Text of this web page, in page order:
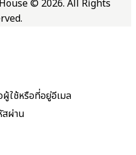
© 2026. All Rights
ผู้ใช้หรือที่อยู่อีเมล
สผ่าน